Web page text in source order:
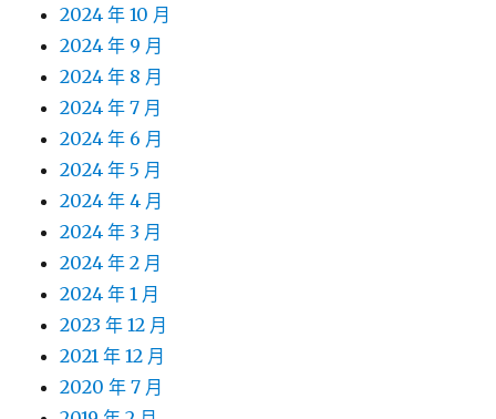
2024 年 10 月
2024 年 9 月
2024 年 8 月
2024 年 7 月
2024 年 6 月
2024 年 5 月
2024 年 4 月
2024 年 3 月
2024 年 2 月
2024 年 1 月
2023 年 12 月
2021 年 12 月
2020 年 7 月